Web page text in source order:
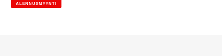
ALENNUSMYYNTI